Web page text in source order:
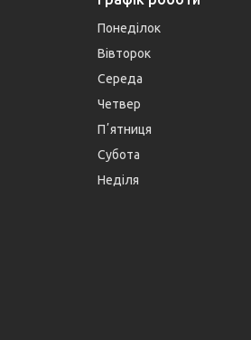
Понеділок
Вівторок
Середа
Четвер
Пʼятниця
Субота
Неділя